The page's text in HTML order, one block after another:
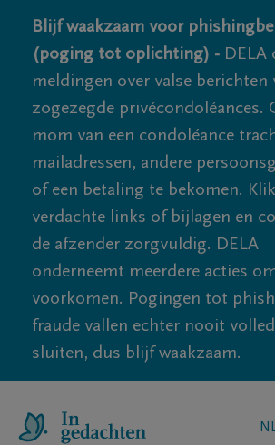
Blijf waakzaam voor
(poging tot oplichting) - DELA
meldingen over valse berichten
zogezegde privécondoléances.
mom van een condoléance
mailadressen, andere
of een betaling te bekomen.
verdachte links of bijlagen en
de afzender zorgvuldig. DELA
onderneemt meerdere acties
voorkomen. Pogingen tot
fraude vallen echter nooit
sluiten, dus blijf waakzaam.